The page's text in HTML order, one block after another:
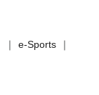
｜ e-Sports
｜